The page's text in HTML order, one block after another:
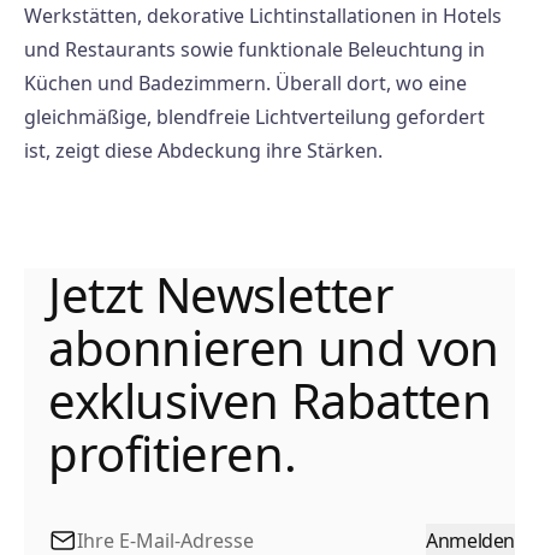
Werkstätten, dekorative Lichtinstallationen in Hotels
und Restaurants sowie funktionale Beleuchtung in
Küchen und Badezimmern. Überall dort, wo eine
gleichmäßige, blendfreie Lichtverteilung gefordert
ist, zeigt diese Abdeckung ihre Stärken.
Jetzt Newsletter
abonnieren und von
exklusiven Rabatten
profitieren.
Anmelden